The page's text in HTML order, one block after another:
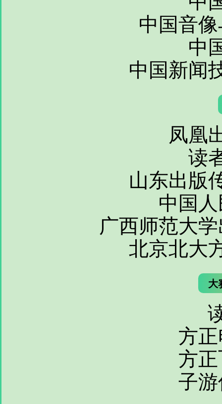
中国音
中
中国新闻
凤凰
读
山东出版
中国
广西师范大
北京北大
大
方
方
子